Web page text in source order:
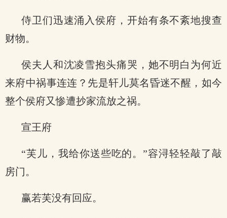
侍卫们迅速涌入侯府，开始有条不紊地搜查
财物。
侯夫人和沈凌雪抱头痛哭，她不明白为何近
来府中祸事连连？先是轩儿莫名昏迷不醒，如今
整个侯府又惨遭抄家流放之祸。
宣王府
“芙儿，我给你送些吃的。”容浔轻轻敲了敲
房门。
赢若芙没有回应。